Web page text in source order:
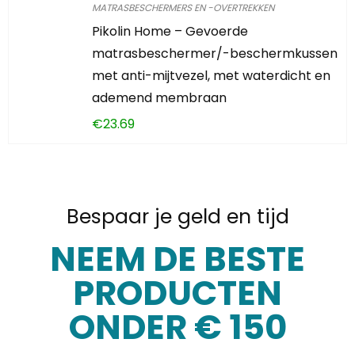
MATRASBESCHERMERS EN -OVERTREKKEN
Pikolin Home – Gevoerde
matrasbeschermer/-beschermkussen
met anti-mijtvezel, met waterdicht en
ademend membraan
€23.69
Bespaar je geld en tijd
NEEM DE BESTE
PRODUCTEN
ONDER € 150